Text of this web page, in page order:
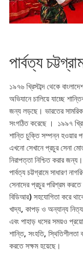
পার্বত্য
১৯৭৬ খ্রিস্টাব্দ থেকে বাংলাদেশ
অভিযানে চালিয়ে যাচ্ছে
জন্য লড়ছে। ভারতের সামরিক
সংগঠিত করেছে । ১৯৯৭
শান্তি চুক্তি সম্পন্ন হওয়ার
এখনো সেখানে প্রচুর সেনা
নিরাপত্তা নিশ্চিত করার জন্য।
পার্বত্য চট্টগ্রামে সাধারণ
সেনাদের প্রচুর পরিশ্রম করতে
বিডিআর) সহযোগিতা করে
খাদ্য, কাপড় ও অন্যান্য
এবং পাহাড় ধসের সময়ও
শান্তি, সংহতি, স্থিতিশীলতা
করতে সক্ষম হয়েছে।